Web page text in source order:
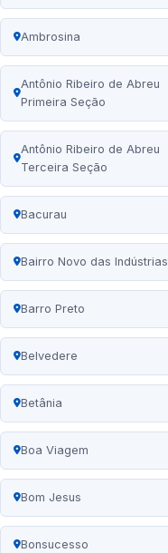
Ambrosina
Antônio Ribeiro de Abreu
Primeira Seção
Antônio Ribeiro de Abreu
Terceira Seção
Bacurau
Bairro Novo das Indústrias
Barro Preto
Belvedere
Betânia
Boa Viagem
Bom Jesus
Bonsucesso